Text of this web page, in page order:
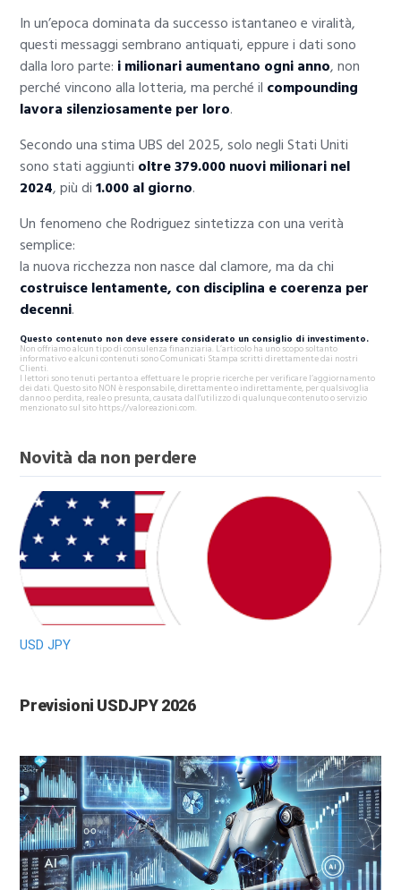
In un’epoca dominata da successo istantaneo e viralità,
questi messaggi sembrano antiquati, eppure i dati sono
dalla loro parte: i milionari aumentano ogni anno, non
perché vincono alla lotteria, ma perché il compounding
lavora silenziosamente per loro.
Secondo una stima UBS del 2025, solo negli Stati Uniti
sono stati aggiunti oltre 379.000 nuovi milionari nel
2024, più di1.000 al giorno.
Un fenomeno che Rodriguez sintetizza con una verità
semplice:
la nuova ricchezza non nasce dal clamore, ma da chi
costruisce lentamente, con disciplina e coerenza per
decenni.
Questo contenuto non deve essere considerato un consiglio di investimento.
Non offriamo alcun tipo di consulenza finanziaria. L’articolo ha uno scopo soltanto
informativo e alcuni contenuti sono Comunicati Stampa scritti direttamente dai nostri
Clienti.
I lettori sono tenuti pertanto a effettuare le proprie ricerche per verificare l’aggiornamento
dei dati. Questo sito NON è responsabile, direttamente o indirettamente, per qualsivoglia
danno o perdita, reale o presunta, causata dall'utilizzo di qualunque contenuto o servizio
menzionato sul sito https://valoreazioni.com.
Novità da non perdere
USD JPY
Previsioni USDJPY 2026